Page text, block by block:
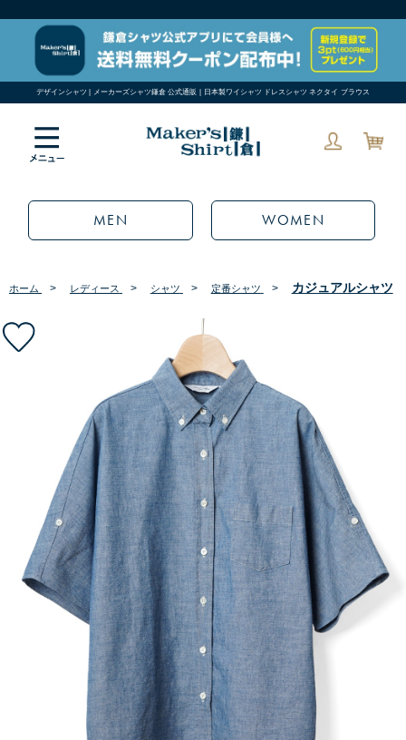
デザインシャツ | メーカーズシャツ鎌倉 公式通販 | 日本製ワイシャツ ドレスシャツ ネクタイ ブラウス
MEN WOMEN
ホーム > レディース > シャツ > 定番シャツ > カジュアルシャツ